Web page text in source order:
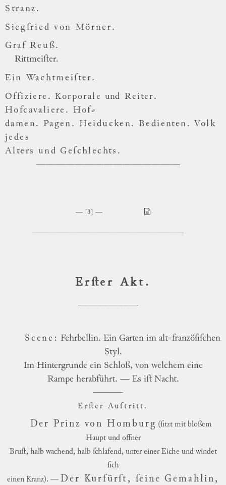
Stranz.
Siegfried von Mörner.
Graf Reuß.
Rittmeiſter.
Ein Wachtmeiſter.
Offiziere. Korporaleund Reiter.
Hofcavaliere. Hof⸗
damen. Pagen. Heiducken. Bedienten. Volk
jedes
Alters und Geſchlechts.
[3]
Er ſter Akt.
Scene: Fehrbellin. Ein Garten im alt-franzöſiſchen
Styl.
Im Hintergrunde ein Schloß, von welchem eine
Rampe herabführt. — Es iſt Nacht.
Erſter Auft ritt.
Der Prinz von Homburg (ſitzt mit bloßem
Haupt und offner
Bruſt, halb wachend, halb ſchlafend, unter einer Eiche und windet
ſich
einen Kranz). —Der Kurfürſt, ſeine Gemahlin,